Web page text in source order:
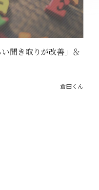
聞き取りが改善」＆
倉田くん